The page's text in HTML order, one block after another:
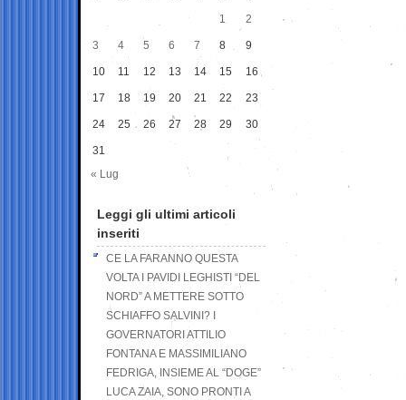
1
2
3 4 5 6 7 8 9
10 11 12 13 14 15 16
17 18 19 20 21 22 23
24 25 26 27 28 29 30
31
« Lug
Leggi gli ultimi articoli
inseriti
CE LA FARANNO QUESTA
VOLTA I PAVIDI LEGHISTI “DEL
NORD” A METTERE SOTTO
SCHIAFFO SALVINI? I
GOVERNATORI ATTILIO
FONTANA E MASSIMILIANO
FEDRIGA, INSIEME AL “DOGE”
LUCA ZAIA, SONO PRONTI A